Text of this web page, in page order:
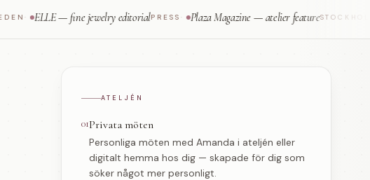
ELLE — fine jewelry editorialPRESS· Plaza Magazine — atelier featureSTOCKHOLM·
ATELJÉN
01Privata möten
Personliga möten med Amanda i ateljén eller
digitalt hemma hos dig — skapade för dig som
söker något mer personligt.